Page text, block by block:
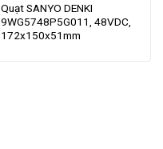
Quạt SANYO DENKI
9WG5748P5G011, 48VDC,
172x150x51mm